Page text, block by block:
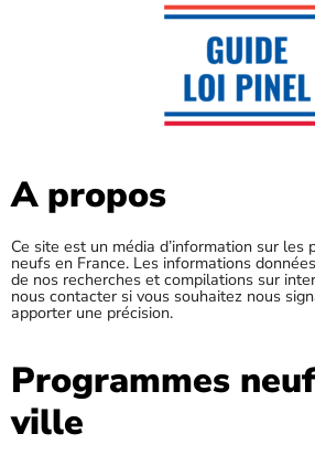
A propos
Ce site est un média d’information sur les
neufs en France. Les informations
de nos recherches et compilations sur
nous contacter si vous souhaitez nous
apporter une précision.
Programmes
ville